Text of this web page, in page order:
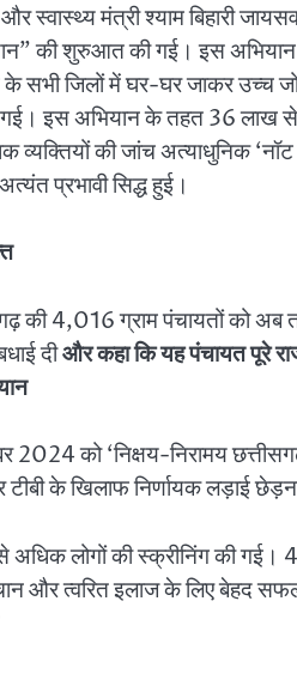
स्वास्थ्य मंत्री श्याम बिहारी
की शुरुआत की गई। इस अभियान
सभी जिलों में घर-घर जाकर उच्च
इस अभियान के तहत 36 लाख
की जांच अत्याधुनिक ‘नॉट
प्रभावी सिद्ध हुई।
की 4,016 ग्राम पंचायतों को अब
दीऔर कहा कि यह पंचायत पूरे
2024 को ‘निक्षय-निरामय
के खिलाफ निर्णायक लड़ाई
लोगों की स्क्रीनिंग की
और त्वरित इलाज के लिए बेहद